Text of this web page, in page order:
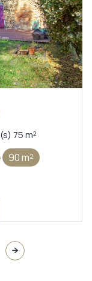
Maison 4 pièce(s) 2 chambre(s) 75 m²
90 m²